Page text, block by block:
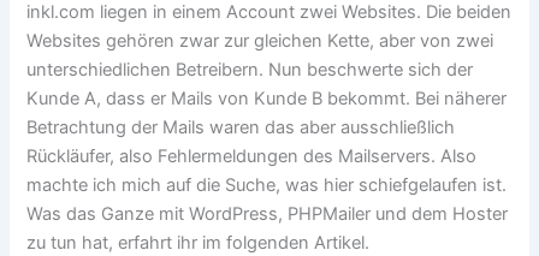
inkl.com liegen in einem Account zwei Websites. Die beiden
Websites gehören zwar zur gleichen Kette, aber von zwei
unterschiedlichen Betreibern. Nun beschwerte sich der
Kunde A, dass er Mails von Kunde B bekommt. Bei näherer
Betrachtung der Mails waren das aber ausschließlich
Rückläufer, also Fehlermeldungen des Mailservers. Also
machte ich mich auf die Suche, was hier schiefgelaufen ist.
Was das Ganze mit WordPress, PHPMailer und dem Hoster
zu tun hat, erfahrt ihr im folgenden Artikel.